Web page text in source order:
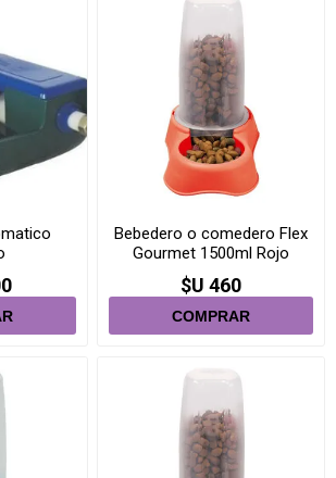
Bebedero o comedero Flex
Gourmet 1500ml Rojo
$U 460